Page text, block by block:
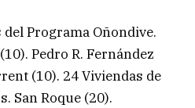
Programa Oñondive.
Pedro R. Fernández
(10). 24 Viviendas de
San Roque (20).